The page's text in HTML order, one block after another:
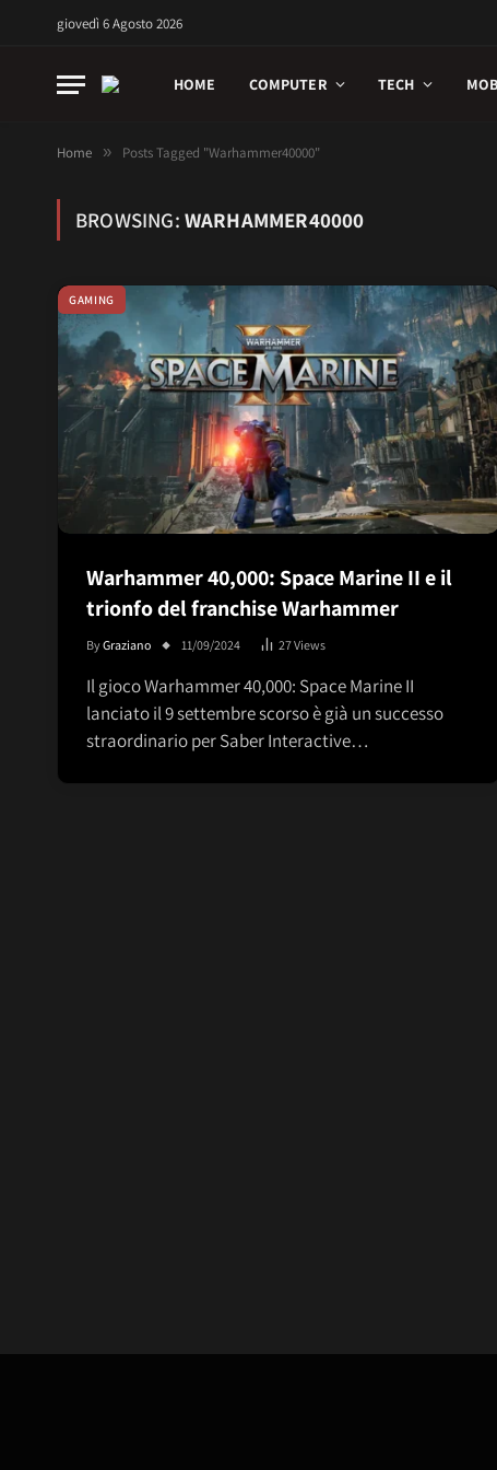
giovedì 6 Agosto 2026
HOME COMPUTER TECH
Home » Posts Tagged "Warhammer40000"
BROWSING: WARHAMMER40000
GAMING
Warhammer 40,000: Space Marine II e il
trionfo del franchise Warhammer
ByGraziano 11/09/2024 27Views
Il gioco Warhammer 40,000: Space Marine II
lanciato il 9 settembre scorso è già un successo
straordinario per Saber Interactive…